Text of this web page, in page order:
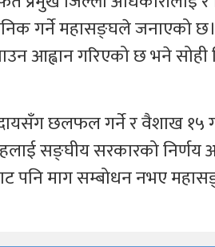
गर्ने महासङ्घले जनाएको
आह्वान गरिएको छ भने सोही
छलफल गर्ने र वैशाख १५
सङ्घीय सरकारको निर्णय
पनि माग सम्बोधन नभए